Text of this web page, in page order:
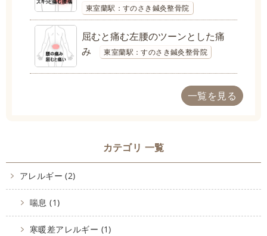
東室蘭駅：すのさき鍼灸整骨院
屈むと痛む左腰のツーンとした痛
み
東室蘭駅：すのさき鍼灸整骨院
一覧を見る
カテゴリ 一覧
アレルギー (2)
喘息 (1)
寒暖差アレルギー (1)